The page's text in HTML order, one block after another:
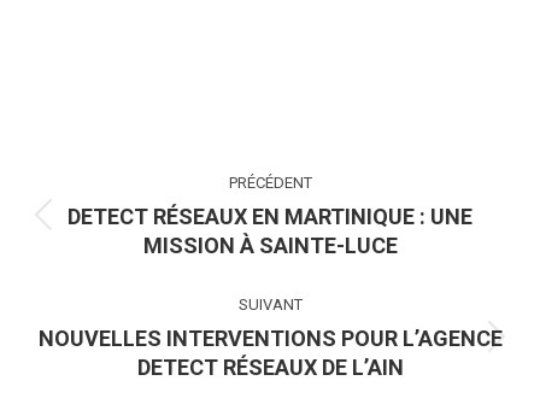
ARTICLE
PRÉCÉDENT
Article
:
DETECT RÉSEAUX EN MARTINIQUE : UNE
MISSION À SAINTE-LUCE
SUIVANT
Article
NOUVELLES INTERVENTIONS POUR L’AGENCE
DETECT RÉSEAUX DE L’AIN